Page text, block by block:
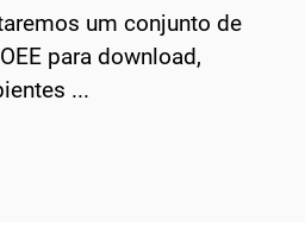
um conjunto de
para download,
...